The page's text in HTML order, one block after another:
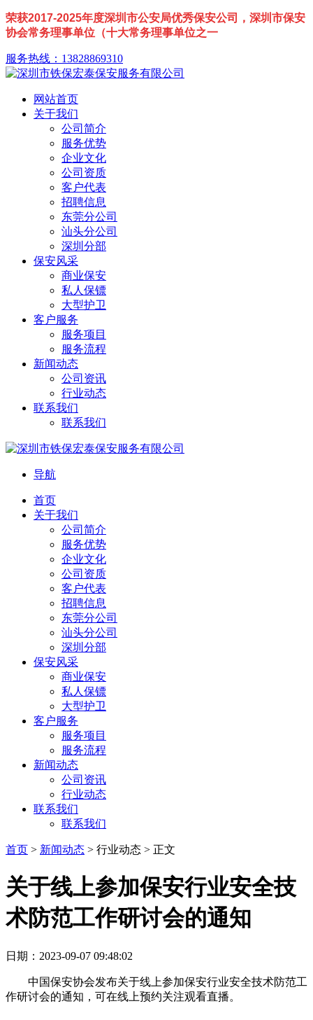
荣获2017-2025年度深圳市公安局优秀保安公司，深圳市保安
协会常务理事单位（十大常务理事单位之一
服务热线：13828869310
网站首页
关于我们
公司简介
服务优势
企业文化
公司资质
客户代表
招聘信息
东莞分公司
汕头分公司
深圳分部
保安风采
商业保安
私人保镖
大型护卫
客户服务
服务项目
服务流程
新闻动态
公司资讯
行业动态
联系我们
联系我们
导航
首页
关于我们
公司简介
服务优势
企业文化
公司资质
客户代表
招聘信息
东莞分公司
汕头分公司
深圳分部
保安风采
商业保安
私人保镖
大型护卫
客户服务
服务项目
服务流程
新闻动态
公司资讯
行业动态
联系我们
联系我们
首页 > 新闻动态 > 行业动态 > 正文
关于线上参加保安行业安全技
术防范工作研讨会的通知
日期：2023-09-07 09:48:02
中国保安协会发布关于线上参加保安行业安全技术防范工
作研讨会的通知，可在线上预约关注观看直播。